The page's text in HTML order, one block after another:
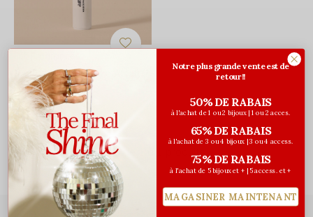
Parfum à bille Love Affair -
10ml
40,00$CA
Avant les taxes
Vu de 1 à 1 produits
Notre plus grande vente est de
retour!!
50% DE RABAIS
à l'achat de 1 ou 2 bijoux | 1 ou 2 acces.
65% DE RABAIS
à l'achat de 3 ou 4 bijoux | 3 ou 4 access.
75% DE RABAIS
à l'achat de 5 bijoux et + | 5 access. et +
MAGASINER MAINTENANT